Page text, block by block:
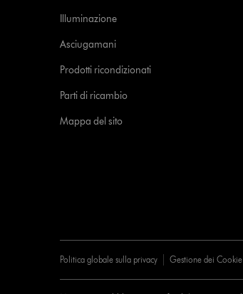
Illuminazione
Asciugamani
Prodotti ricondizionati
Parti di ricambio
Mappa del sito
Politica globale sulla privacy Gestione dei Cookie